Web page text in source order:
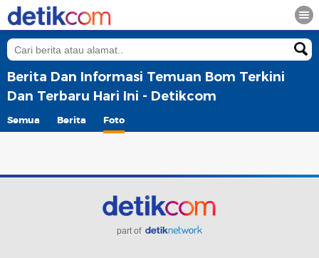
Berita Dan Informasi Temuan Bom Terkini
Dan Terbaru Hari Ini - Detikcom
Semua Berita Foto
part of